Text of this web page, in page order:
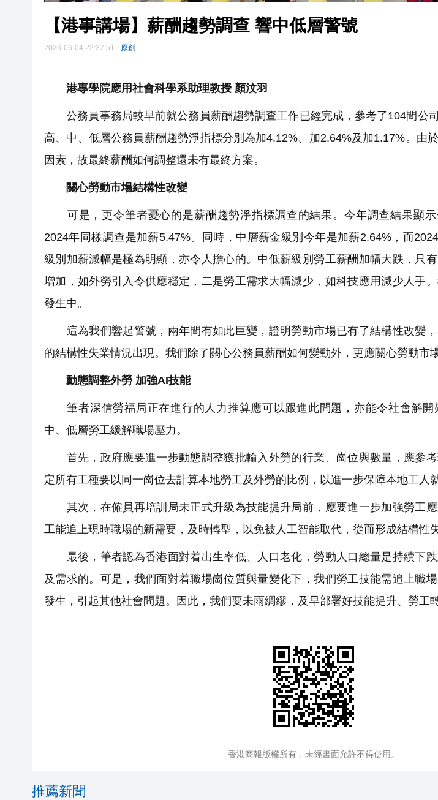
【港事講場】薪酬趨勢調查 響中低層警號
2026-06-04 22:37:51 原創
港專學院應用社會科學系助理教授 顏汶羽
公務員事務局較早前就公務員薪酬趨勢調查工作已經完成，參考了104間公
高、中、低層公務員薪酬趨勢淨指標分別為加4.12%、加2.64%及加1.17%。由
因素，故最終薪酬如何調整還未有最終方案。
關心勞動市場結構性改變
可是，更令筆者憂心的是薪酬趨勢淨指標調查的結果。今年調查結果顯示
2024年同樣調查是加薪5.47%。同時，中層薪金級別今年是加薪2.64%，而
級別加薪減幅是極為明顯，亦令人擔心的。中低薪級別勞工薪酬加幅大跌，只
增加，如外勞引入令供應穩定，二是勞工需求大幅減少，如科技應用減少人手
發生中。
這為我們響起警號，兩年間有如此巨變，證明勞動市場已有了結構性改變
的結構性失業情況出現。我們除了關心公務員薪酬如何變動外，更應關心勞動市
動態調整外勞 加強AI技能
筆者深信勞福局正在進行的人力推算應可以跟進此問題，亦能令社會解開
中、低層勞工緩解職場壓力。
首先，政府應要進一步動態調整獲批輸入外勞的行業、崗位與數量，應參考
定所有工種要以同一崗位去計算本地勞工及外勞的比例，以進一步保障本地工人
其次，在僱員再培訓局未正式升級為技能提升局前，應要進一步加強勞工應
工能追上現時職場的新需要，及時轉型，以免被人工智能取代，從而形成結構性失
最後，筆者認為香港面對着出生率低、人口老化，勞動人口總量是持續下跌
及需求的。可是，我們面對着職場崗位質與量變化下，我們勞工技能需追上職
發生，引起其他社會問題。因此，我們要未雨綢繆，及早部署好技能提升、勞工
香港商報版權所有，未經書面允許不得使用。
推薦新聞